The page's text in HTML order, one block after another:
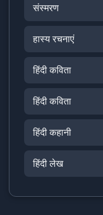
संस्मरण
हास्य रचनाएं
हिंदी कविता
हिंदी कविता
हिंदी कहानी
हिंदी लेख